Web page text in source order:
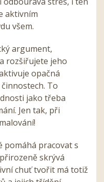
aktivním
všem.
argument,
rozšiřujete jeho
opačná
To
jako třeba
Jen tak, při
pomáhá pracovat s
skrývá
chuť tvořit má totiž